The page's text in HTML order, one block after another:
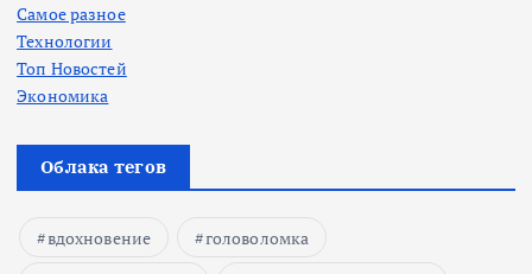
Самое разное
Технологии
Топ Новостей
Экономика
Облака тегов
вдохновение
головоломка